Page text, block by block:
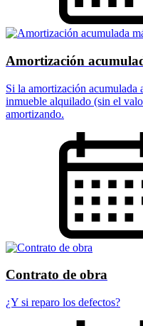
Amortización
Si la amortización acumulada
inmueble alquilado (sin el
amortizando.
Contrato de obra
¿Y si reparo los defectos?